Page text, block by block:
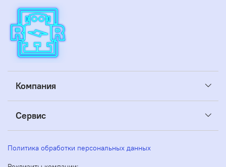
Компания
Сервис
Политика обработки персональных данных